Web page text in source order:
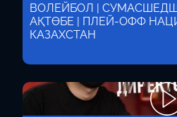
ВОЛЕЙБОЛ |
АҚТӨБЕ | ПЛЕЙ-ОФФ
КАЗАХСТАН